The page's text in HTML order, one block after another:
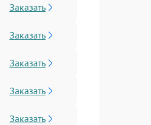
Заказать
Заказать
Заказать
Заказать
Заказать